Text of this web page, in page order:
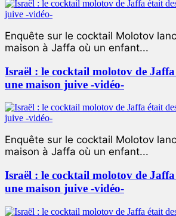
Enquête sur le cocktail Molotov
maison à Jaffa où un enfant...
Israël : le cocktail molotov de Jaffa
une maison juive -vidéo-
Enquête sur le cocktail Molotov
maison à Jaffa où un enfant...
Israël : le cocktail molotov de Jaffa
une maison juive -vidéo-